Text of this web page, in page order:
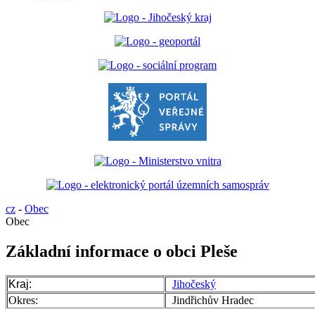
cz - Obec
Obec
Základní informace o obci Pleše
Kraj:
Jihočeský
Okres:
Jindřichův Hradec